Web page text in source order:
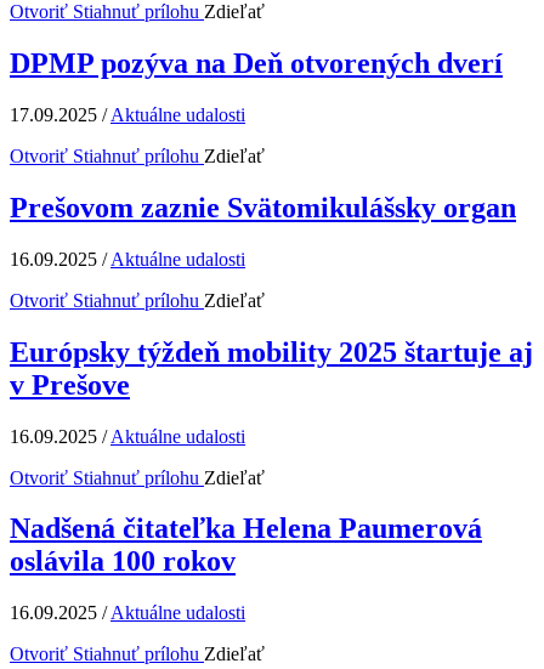
Otvoriť Stiahnuť prílohu Zdieľať
DPMP pozýva na Deň otvorených dverí
17.09.2025 /Aktuálne udalosti
Otvoriť Stiahnuť prílohu Zdieľať
Prešovom zaznie Svätomikulášsky organ
16.09.2025 /Aktuálne udalosti
Otvoriť Stiahnuť prílohu Zdieľať
Európsky týždeň mobility 2025 štartuje aj
v Prešove
16.09.2025 /Aktuálne udalosti
Otvoriť Stiahnuť prílohu Zdieľať
Nadšená čitateľka Helena Paumerová
oslávila 100 rokov
16.09.2025 /Aktuálne udalosti
Otvoriť Stiahnuť prílohu Zdieľať